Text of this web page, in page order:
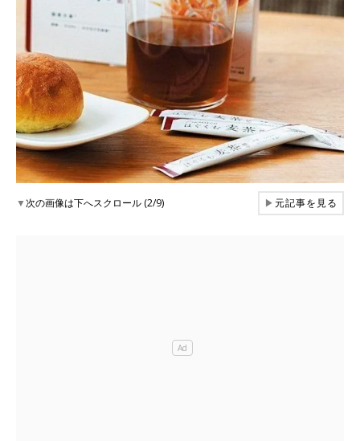
▼次の画像は下へスクロール (2/9) ▶元記事を見る